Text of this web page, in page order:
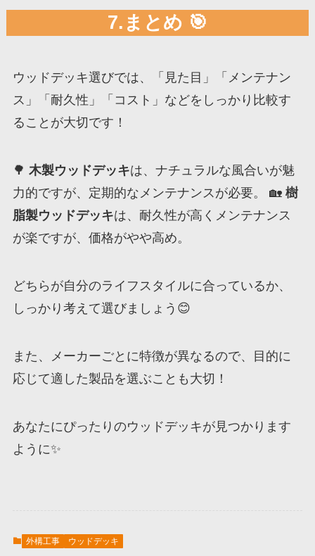
7.まとめ 🎯
ウッドデッキ選びでは、「見た目」「メンテナン
ス」「耐久性」「コスト」などをしっかり比較す
ることが大切です！
🌳 木製ウッドデッキは、ナチュラルな風合いが魅
力的ですが、定期的なメンテナンスが必要。 🏡 樹
脂製ウッドデッキは、耐久性が高くメンテナンス
が楽ですが、価格がやや高め。
どちらが自分のライフスタイルに合っているか、
しっかり考えて選びましょう😊
また、メーカーごとに特徴が異なるので、目的に
応じて適した製品を選ぶことも大切！
あなたにぴったりのウッドデッキが見つかります
ように✨
外構工事 ウッドデッキ